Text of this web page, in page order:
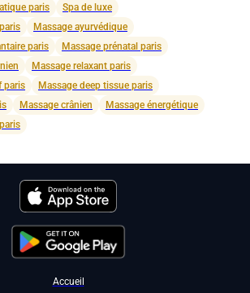
paris
Spa de luxe
Massage ayurvédique
paris
Massage prénatal paris
Massage relaxant paris
paris
Massage deep tissue paris
Massage crânien
Massage énergétique
Accueil